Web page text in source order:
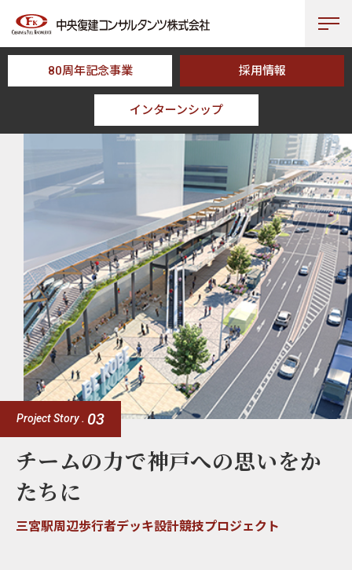
80周年記念事業 採用情報
インターンシップ
CFKのプロジェクト
Project Story . 03
チームの力で神戸への思いをか
たちに
​​三宮駅周辺歩行者デッキ設計競技プロジェクト